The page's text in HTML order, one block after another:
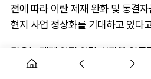
전에 따라 이란 제재 완화 및 동결
현지 사업 정상화를 기대하고 있다
디오는 제재 이전 이란 치과용 임
점유율을 확보하며 시장 1위를 기